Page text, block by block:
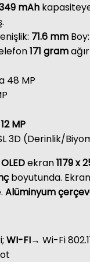
mAh
71.6 mm Boy:
171 gram
48 MP
12 MP
3D (Derinlik/
ekran1179 x
boyutunda.
Alüminyum
WI-FI→ Wi-Fi